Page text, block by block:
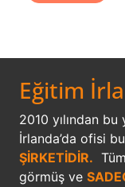
Eğitim
2010 yılından
İrlanda’da ofisi
ŞİRKETİDİR.
görmüş ve